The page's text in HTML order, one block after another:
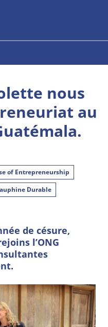
nous
au
of Entrepreneurship
Durable
de césure,
l’ONG